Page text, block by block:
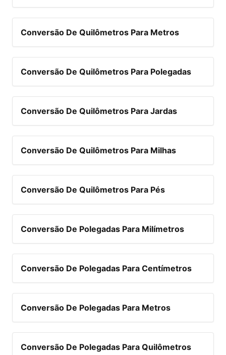
Conversão De Quilômetros Para Metros
Conversão De Quilômetros Para Polegadas
Conversão De Quilômetros Para Jardas
Conversão De Quilômetros Para Milhas
Conversão De Quilômetros Para Pés
Conversão De Polegadas Para Milímetros
Conversão De Polegadas Para Centímetros
Conversão De Polegadas Para Metros
Conversão De Polegadas Para Quilômetros